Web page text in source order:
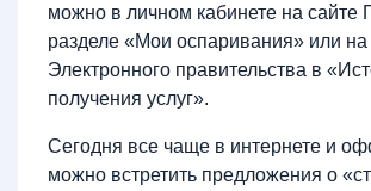
можно в личном кабинете на сайте
разделе «Мои оспаривания» или на
Электронного правительства в
получения услуг».
Сегодня все чаще в интернете и
можно встретить предложения о